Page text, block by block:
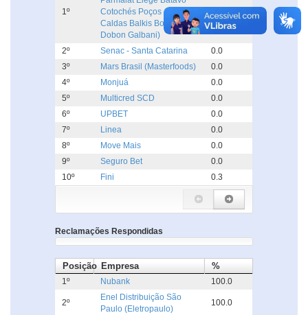
1º
Cotochés Poços de
Caldas Balkis Boa Nata
Dobon Galbani)
0.0
2º Senac - Santa Catarina
0.0
3º
Mars Brasil (Masterfoods)
0.0
4º
Monjuá
0.0
5º
Multicred SCD
0.0
6º
UPBET
0.0
7º
Linea
0.0
8º
Move Mais
0.0
9º
Seguro Bet
0.0
10º
Fini 0.3
Reclamações Respondidas
Posição Empresa %
1º Nubank 100.0
2º
Enel Distribuição São
Paulo (Eletropaulo)
100.0